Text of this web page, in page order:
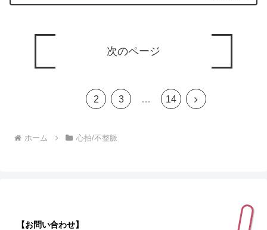
次のページ
2 3 … 14
次
ホーム 心拍/不整脈
【お問い合わせ】